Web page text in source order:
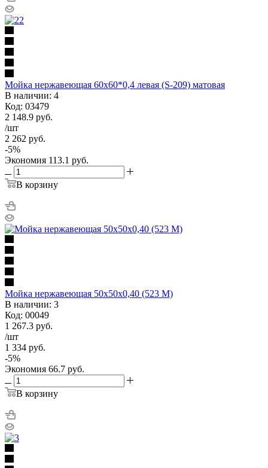
Мойка нержавеющая 60х60*0,4 левая (S-209) матовая
В наличии: 4
Код: 03479
2 148.9 руб.
/шт
2 262 руб.
-5%
Экономия 113.1 руб.
В корзину
Мойка нержавеющая 50х50х0,40 (523 М)
В наличии: 3
Код: 00049
1 267.3 руб.
/шт
1 334 руб.
-5%
Экономия 66.7 руб.
В корзину